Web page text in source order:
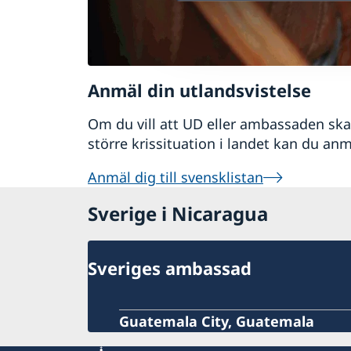
Anmäl din utlandsvistelse
Om du vill att UD eller ambassaden
större krissituation i landet kan du
Anmäl dig till svensklistan
Sverige i Nicaragua
Sveriges ambassad
Guatemala City, Guatemala